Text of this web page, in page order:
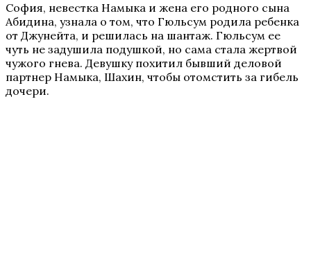
София, невестка Намыка и жена его родного сына
Абидина, узнала о том, что Гюльсум родила ребенка
от Джунейта, и решилась на шантаж. Гюльсум ее
чуть не задушила подушкой, но сама стала жертвой
чужого гнева. Девушку похитил бывший деловой
партнер Намыка, Шахин, чтобы отомстить за гибель
дочери.